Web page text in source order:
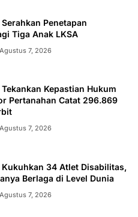
Penetapan
Tiga Anak LKSA
Agustus 7, 2026
Kepastian Hukum
Pertanahan Catat 296.869
Agustus 7, 2026
Kukuhkan 34 Atlet Disabilitas,
Berlaga di Level Dunia
Agustus 7, 2026